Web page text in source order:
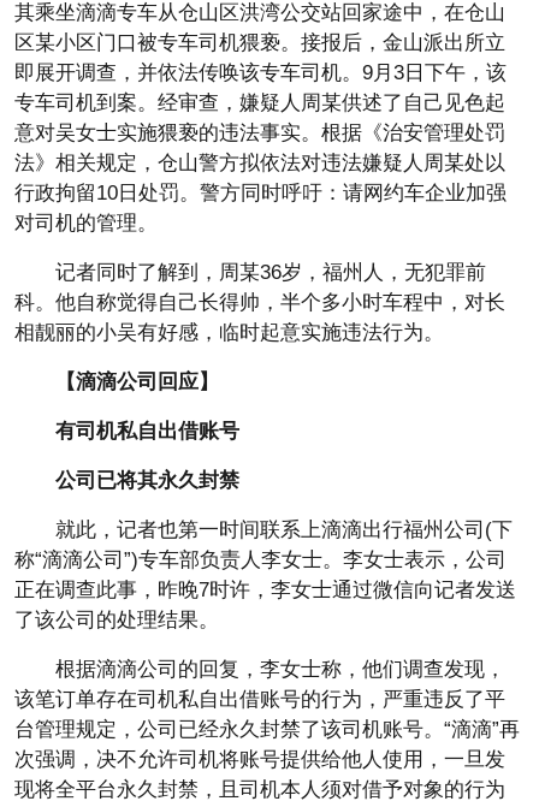
其乘坐滴滴专车从仓山区洪湾公交站回家途中，在仓山
区某小区门口被专车司机猥亵。接报后，金山派出所立
即展开调查，并依法传唤该专车司机。9月3日下午，该
专车司机到案。经审查，嫌疑人周某供述了自己见色起
意对吴女士实施猥亵的违法事实。根据《治安管理处罚
法》相关规定，仓山警方拟依法对违法嫌疑人周某处以
行政拘留10日处罚。警方同时呼吁：请网约车企业加强
对司机的管理。
记者同时了解到，周某36岁，福州人，无犯罪前
科。他自称觉得自己长得帅，半个多小时车程中，对长
相靓丽的小吴有好感，临时起意实施违法行为。
【滴滴公司回应】
有司机私自出借账号
公司已将其永久封禁
就此，记者也第一时间联系上滴滴出行福州公司(下
称“滴滴公司”)专车部负责人李女士。李女士表示，公司
正在调查此事，昨晚7时许，李女士通过微信向记者发送
了该公司的处理结果。
根据滴滴公司的回复，李女士称，他们调查发现，
该笔订单存在司机私自出借账号的行为，严重违反了平
台管理规定，公司已经永久封禁了该司机账号。“滴滴”再
次强调，决不允许司机将账号提供给他人使用，一旦发
现将全平台永久封禁，且司机本人须对借予对象的行为